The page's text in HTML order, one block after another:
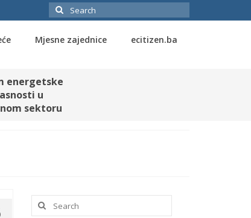
Search
for:
Mjesne zajednice ecitizen.ba
energetske
u
sektoru
Search
for: